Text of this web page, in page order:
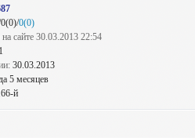
0(0)
сайте 30.03.2013 22:54
30.03.2013
5 месяцев
й